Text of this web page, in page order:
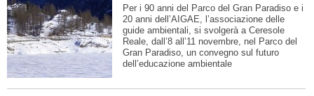
Per i 90 anni del Parco del Gran Paradiso e i
20 anni dell’AIGAE, l’associazione delle
guide ambientali, si svolgerà a Ceresole
Reale, dall’8 all’11 novembre, nel Parco del
Gran Paradiso, un convegno sul futuro
dell’educazione ambientale